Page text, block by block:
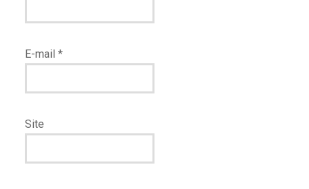
E-mail *
Site